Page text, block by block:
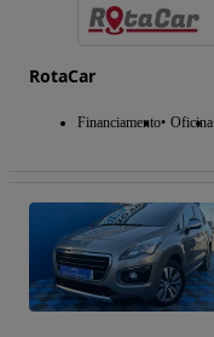
RotaCar
Financiamento Oficina